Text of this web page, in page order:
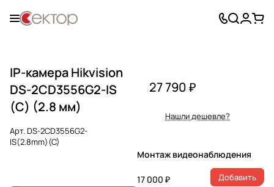
IP-камера Hikvision
DS-2CD3556G2-IS
(С) (2.8 мм)
Арт.DS-2CD3556G2-
IS(2.8mm)(C)
27 790 ₽
Нашли дешевле?
Монтаж видеонаблюдения
17 000 ₽ Добавить